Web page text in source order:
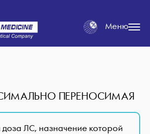
Меню
ПЕРЕНОСИМАЯ
ЛС, назначение которой